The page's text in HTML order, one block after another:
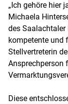
„Ich gehöre hier
Michaela
des Saalachtaler
kompetente und
Stellvertreterin
Ansprechperson
Diese